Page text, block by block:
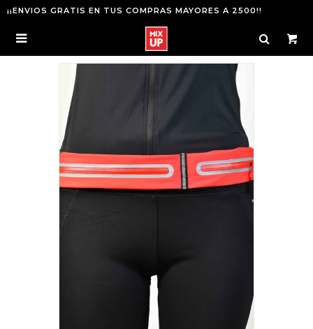
¡¡ENVIOS GRATIS EN TUS COMPRAS MAYORES A 2500!!
